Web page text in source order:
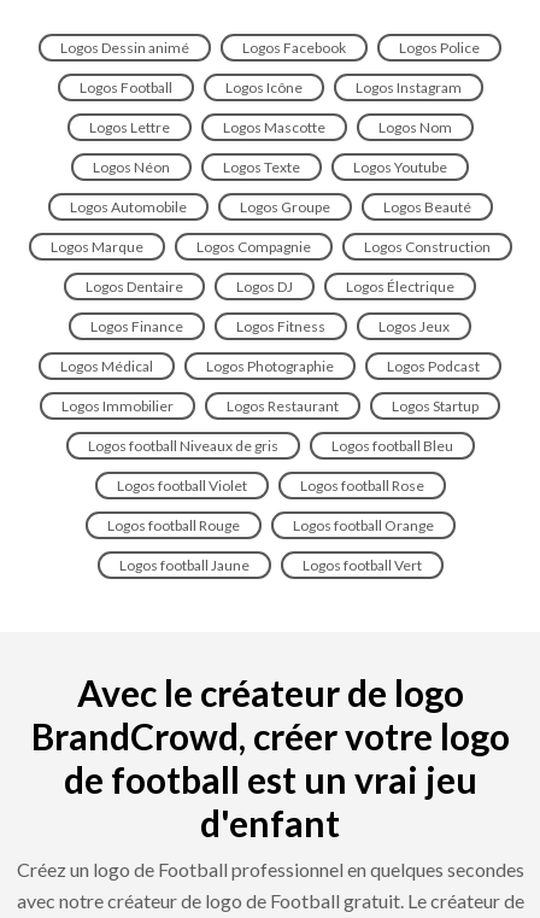
Logos Dessin animé Logos Facebook Logos Police
Logos Football Logos Icône Logos Instagram
Logos Lettre Logos Mascotte Logos Nom
Logos Néon Logos Texte Logos Youtube
Logos Automobile Logos Groupe Logos Beauté
Logos Marque Logos Compagnie Logos Construction
Logos Dentaire Logos DJ Logos Électrique
Logos Finance Logos Fitness Logos Jeux
Logos Médical Logos Photographie Logos Podcast
Logos Immobilier Logos Restaurant Logos Startup
Logos football Niveaux de gris Logos football Bleu
Logos football Violet Logos football Rose
Logos football Rouge Logos football Orange
Logos football Jaune Logos football Vert
Avec le créateur de logo
BrandCrowd, créer votre logo
de football est un vrai jeu
d'enfant
Créez un logo de Football professionnel en quelques secondes
avec notre créateur de logo de Football gratuit. Le créateur de